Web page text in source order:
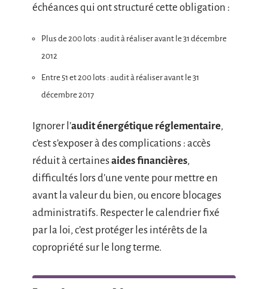
échéances qui ont structuré cette obligation :
Plus de 200 lots : audit à réaliser avant le 31 décembre
2012
Entre 51 et 200 lots : audit à réaliser avant le 31
décembre 2017
Ignorer l’audit énergétique réglementaire,
c’est s’exposer à des complications : accès
réduit à certainesaides financières,
difficultés lors d’une vente pour mettre en
avant la valeur du bien, ou encore blocages
administratifs. Respecter le calendrier fixé
par la loi, c’est protéger les intérêts de la
copropriété sur le long terme.